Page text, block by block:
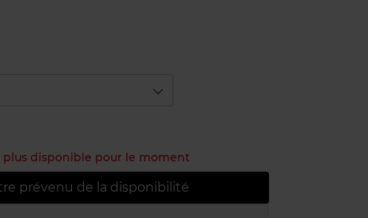
plus disponible pour le moment
prévenu de la disponibilité